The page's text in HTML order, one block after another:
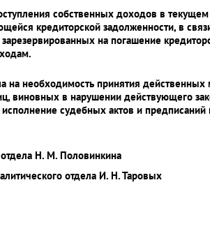
собственных доходов в
кредиторской задолженности, в
на погашение
на необходимость принятия
виновных в нарушении действующего
судебных актов и предписаний
отдела Н. М. Половинкина
отдела И. Н. Таровых